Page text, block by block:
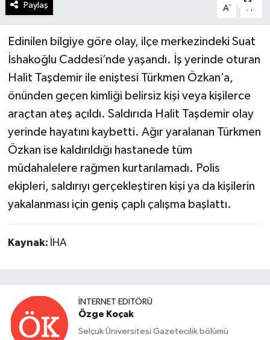
Paylaş A- A
Edinilen bilgiye göre olay, ilçe merkezindeki Suat
İshakoğlu Caddesi’nde yaşandı. İş yerinde oturan
Halit Taşdemir ile eniştesi Türkmen Özkan’a,
önünden geçen kimliği belirsiz kişi veya kişilerce
araçtan ateş açıldı. Saldırıda Halit Taşdemir olay
yerinde hayatını kaybetti. Ağır yaralanan Türkmen
Özkan ise kaldırıldığı hastanede tüm
müdahalelere rağmen kurtarılamadı. Polis
ekipleri, saldırıyı gerçekleştiren kişi ya da kişilerin
yakalanması için geniş çaplı çalışma başlattı.
Kaynak: İHA
İNTERNET EDITÖRÜ
Özge Koçak
Selçuk Üniversitesi Gazetecilik bölümü
Lider Haber TV Canlı Yayın izle